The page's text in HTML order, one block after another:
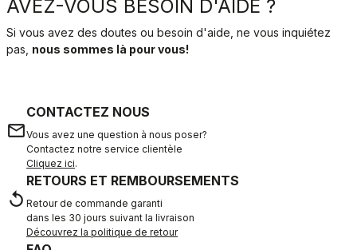
AVEZ-VOUS BESOIN D'AIDE ?
Si vous avez des doutes ou besoin d'aide, ne vous inquiétez
pas, nous sommes là pour vous!
email
CONTACTEZ NOUS
Vous avez une question à nous poser?
Contactez notre service clientèle
Cliquez ici.
replay
RETOURS ET REMBOURSEMENTS
Retour de commande garanti
dans les 30 jours suivant la livraison
Découvrez la politique de retour